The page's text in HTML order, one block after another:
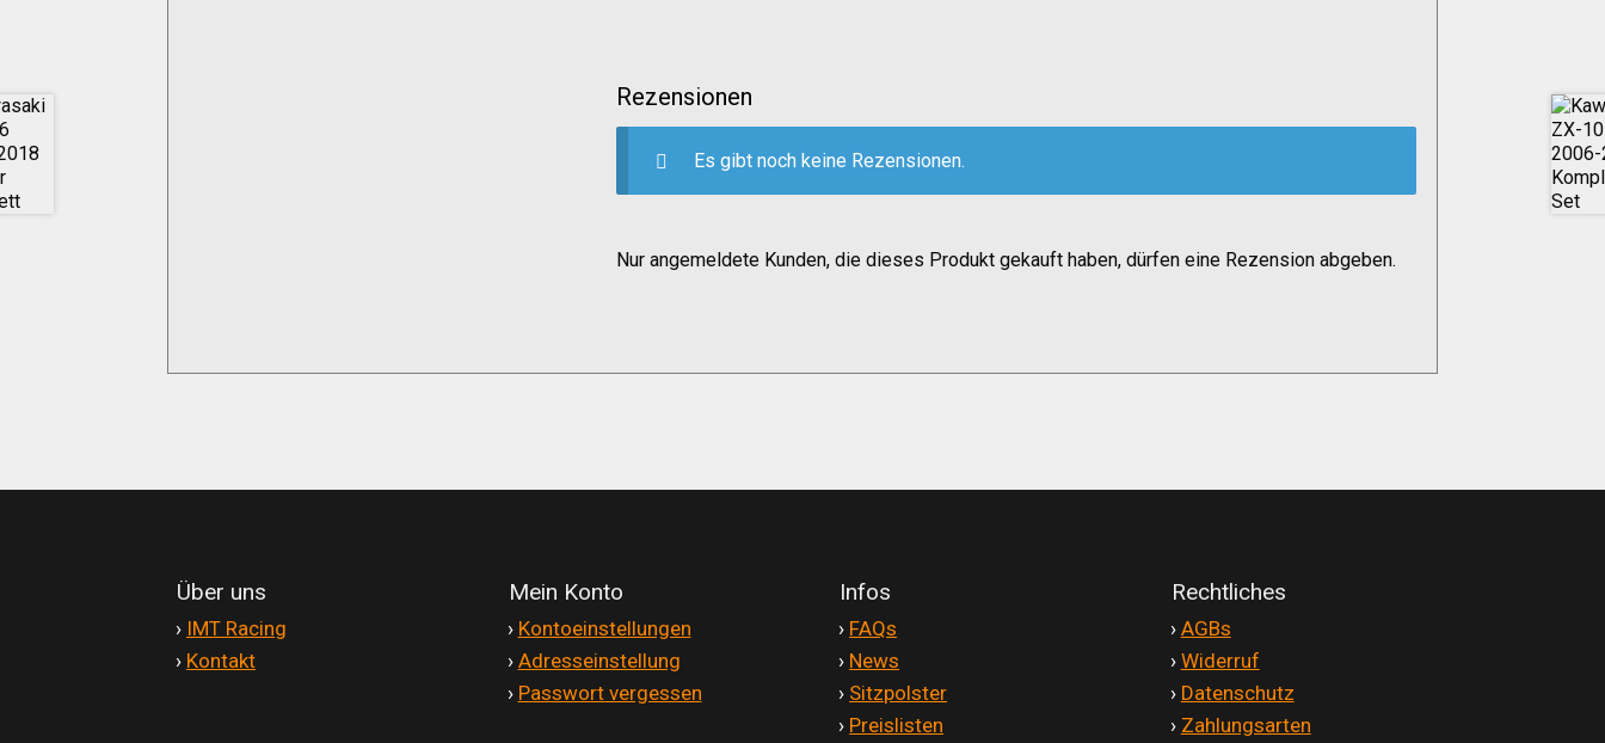
Rezensionen
Es gibt noch keine Rezensionen.
Nur angemeldete Kunden, die dieses Produkt gekauft haben, dürfen eine Rezension abgeben.
Über uns
› IMT Racing
› Kontakt
Mein Konto
› Kontoeinstellungen
› Adresseinstellung
› Passwort vergessen
Infos
› FAQs
› News
› Sitzpolster
› Preislisten
Rechtliches
› AGBs
› Widerruf
› Datenschutz
› Zahlungsarten